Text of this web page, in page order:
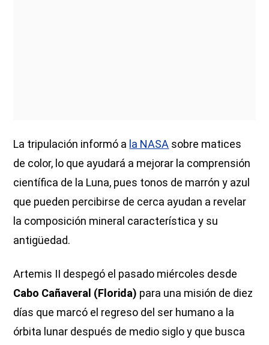
La tripulación informó a la NASA sobre matices
de color, lo que ayudará a mejorar la comprensión
científica de la Luna, pues tonos de marrón y azul
que pueden percibirse de cerca ayudan a revelar
la composición mineral característica y su
antigüedad.
Artemis II despegó el pasado miércoles desde
Cabo Cañaveral (Florida) para una misión de diez
días que marcó el regreso del ser humano a la
órbita lunar después de medio siglo y que busca